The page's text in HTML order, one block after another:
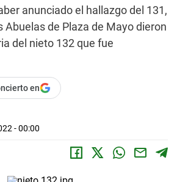
anunciado el hallazgo del 131,
Abuelas de Plaza de Mayo dieron
del nieto 132 que fue
en
- 00:00